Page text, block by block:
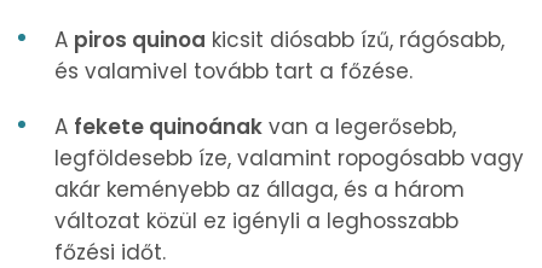
A piros quinoa kicsit diósabb ízű, rágósabb,
és valamivel tovább tart a főzése.
A fekete quinoának van a legerősebb,
legföldesebb íze, valamint ropogósabb vagy
akár keményebb az állaga, és a három
változat közül ez igényli a leghosszabb
főzési időt.